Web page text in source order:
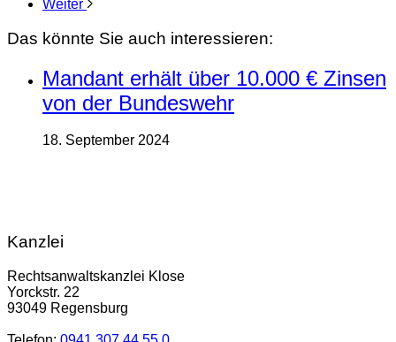
Weiter
Das könnte Sie auch interessieren:
Mandant erhält über 10.000 € Zinsen
von der Bundeswehr
18. September 2024
Kanzlei
Rechtsanwaltskanzlei Klose
Yorckstr. 22
93049 Regensburg